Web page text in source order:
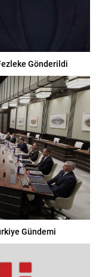
Gönderildi
Gündemi